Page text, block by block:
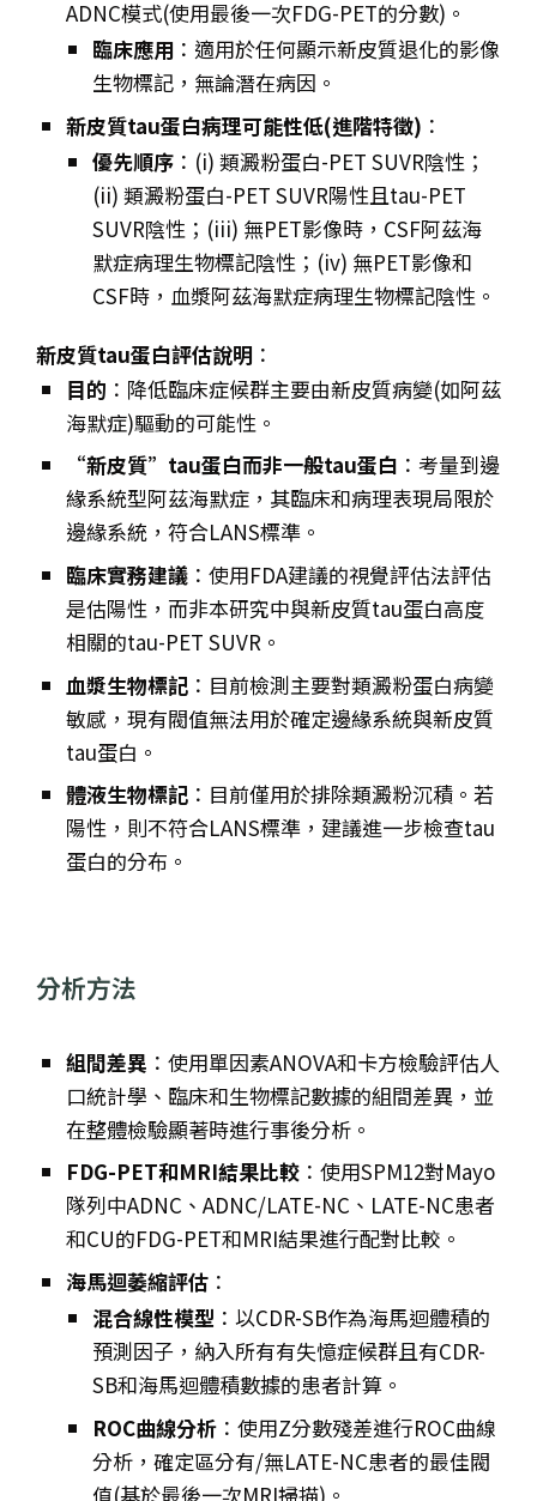
ADNC模式(使用最後一次FDG-PET的分數)。
臨床應用 ：適用於任何顯示新皮質退化的影像
生物標記，無論潛在病因。
新皮質tau蛋白病理可能性低(進階特徵) ：
優先順序 ：(i) 類澱粉蛋白-PET SUVR陰性；
(ii) 類澱粉蛋白-PET SUVR陽性且tau-PET
SUVR陰性；(iii) 無PET影像時，CSF阿茲海
默症病理生物標記陰性；(iv) 無PET影像和
CSF時，血漿阿茲海默症病理生物標記陰性。
新皮質tau蛋白評估說明 ：
目的 ：降低臨床症候群主要由新皮質病變(如阿茲
海默症)驅動的可能性。
“新皮質”tau蛋白而非一般tau蛋白 ：考量到邊
緣系統型阿茲海默症，其臨床和病理表現局限於
邊緣系統，符合LANS標準。
臨床實務建議 ：使用FDA建議的視覺評估法評估
是估陽性，而非本研究中與新皮質tau蛋白高度
相關的tau-PET SUVR。
血漿生物標記 ：目前檢測主要對類澱粉蛋白病變
敏感，現有閥值無法用於確定邊緣系統與新皮質
tau蛋白。
體液生物標記 ：目前僅用於排除類澱粉沉積。若
陽性，則不符合LANS標準，建議進一步檢查tau
蛋白的分布。
分析方法
組間差異 ：使用單因素ANOVA和卡方檢驗評估人
口統計學、臨床和生物標記數據的組間差異，並
在整體檢驗顯著時進行事後分析。
FDG-PET和MRI結果比較 ：使用SPM12對Mayo
隊列中ADNC、ADNC/LATE-NC、LATE-NC患者
和CU的FDG-PET和MRI結果進行配對比較。
海馬迴萎縮評估 ：
混合線性模型 ：以CDR-SB作為海馬迴體積的
預測因子，納入所有有失憶症候群且有CDR-
SB和海馬迴體積數據的患者計算。
ROC曲線分析 ：使用Z分數殘差進行ROC曲線
分析，確定區分有/無LATE-NC患者的最佳閥
值(基於最後一次MRI掃描)。